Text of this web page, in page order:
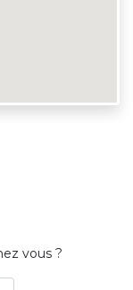
vous ?